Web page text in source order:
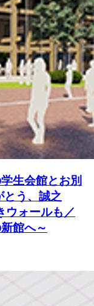
生会館とお別
う、誠之
ウォールも／
館へ～